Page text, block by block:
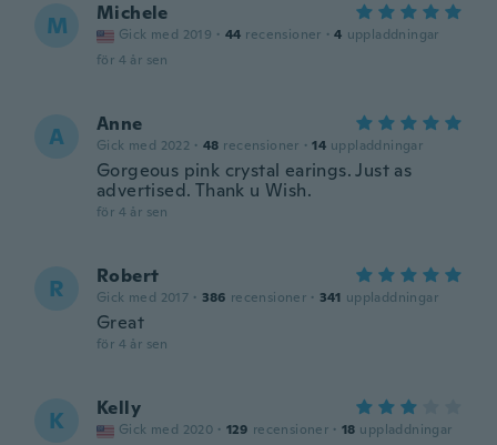
M Michele
Gick med 2019 · 44 recensioner · 4 uppladdningar
för 4 år sen
A Anne
Gick med 2022 · 48 recensioner · 14 uppladdningar
Gorgeous pink crystal earings. Just as
advertised. Thank u Wish.
för 4 år sen
R Robert
Gick med 2017 · 386 recensioner · 341 uppladdningar
Great
för 4 år sen
K Kelly
Gick med 2020 · 129 recensioner · 18 uppladdningar